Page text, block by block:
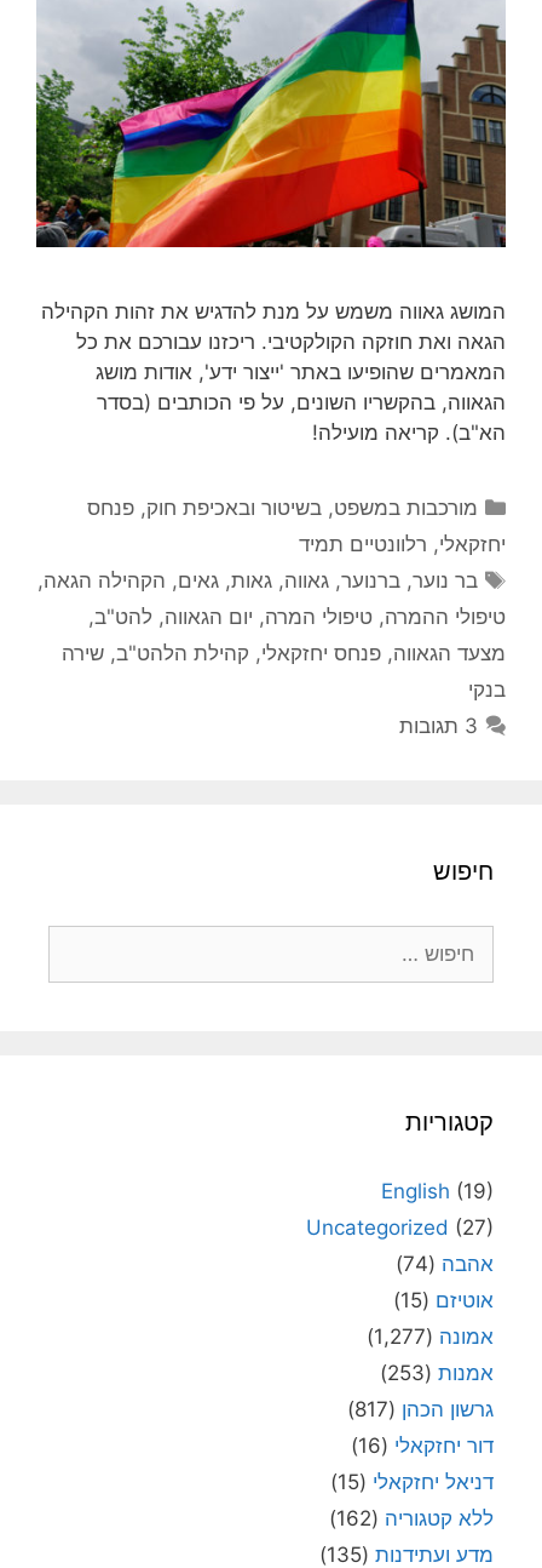
המושג גאווה משמש על מנת להדגיש את זהות הקהילה
הגאה ואת חוזקה הקולקטיבי. ריכזנו עבורכם את כל
המאמרים שהופיעו באתר 'ייצור ידע', אודות מושג
הגאווה, בהקשריו השונים, על פי הכותבים (בסדר
הא"ב). קריאה מועילה!
קטגוריות
מורכבות במשפט, בשיטור ובאכיפת חוק,פנחס
יחזקאלי, רלוונטיים תמיד
תגיות
בר נוער,ברנוער,גאווה,גאות,גאים, הקהילה הגאה,
טיפולי ההמרה, טיפולי המרה, יום הגאווה, להט"ב,
מצעד הגאווה, פנחס יחזקאלי, קהילת הלהט"ב, שירה
בנקי
3 תגובות
חיפוש
קטגוריות
English (19)
Uncategorized (27)
אהבה (74)
אוטיזם (15)
אמונה (1,277)
אמנות (253)
גרשון הכהן (817)
דור יחזקאלי (16)
דניאל יחזקאלי (15)
ללא קטגוריה (162)
מדע ועתידנות (135)